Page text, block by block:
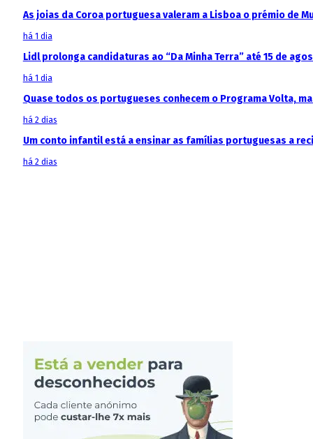
As joias da Coroa portuguesa valeram a Lisboa o prémio de
há 1 dia
Lidl prolonga candidaturas ao “Da Minha Terra” até 15 de
há 1 dia
Quase todos os portugueses conhecem o Programa Volta,
há 2 dias
Um conto infantil está a ensinar as famílias portuguesas a
há 2 dias